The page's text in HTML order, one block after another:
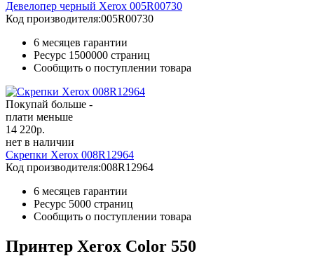
Девелопер черный Xerox 005R00730
Код производителя:005R00730
6 месяцев гарантии
Ресурс 1500000 страниц
Сообщить о поступлении товара
Покупай больше -
плати меньше
14 220р.
нет в наличии
Скрепки Xerox 008R12964
Код производителя:008R12964
6 месяцев гарантии
Ресурс 5000 страниц
Сообщить о поступлении товара
Принтер Xerox Color 550